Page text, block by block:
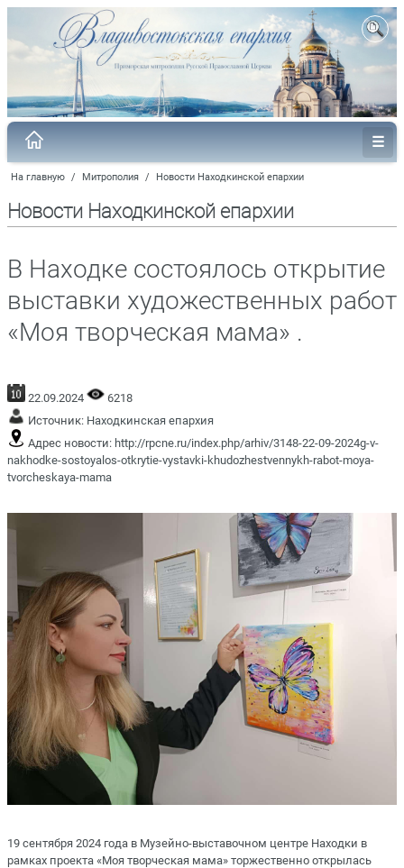
На главную / Митрополия / Новости Находкинской епархии
Новости Находкинской епархии
В Находке состоялось открытие
выставки художественных работ
«Моя творческая мама» .
22.09.2024
6218
Источник: Находкинская епархия
Адрес новости: http://rpcne.ru/index.php/arhiv/3148-22-09-2024g-v-
nakhodke-sostoyalos-otkrytie-vystavki-khudozhestvennykh-rabot-moya-
tvorcheskaya-mama
19 сентября 2024 года в Музейно-выставочном центре Находки в
рамках проекта «Моя творческая мама» торжественно открылась